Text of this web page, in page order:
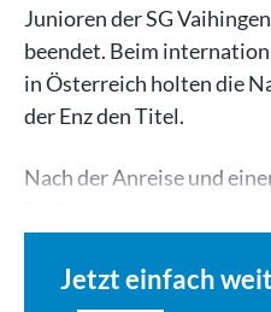
Junioren der SG
beendet. Beim
in Österreich holten die
der Enz den Titel.
Nach der Anreise und
Jetzt einfach